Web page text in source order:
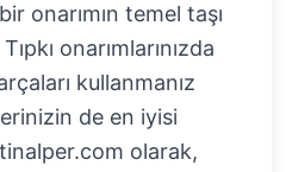
onarımın temel taşı
onarımlarınızda
kullanmanız
de en iyisi
olarak,